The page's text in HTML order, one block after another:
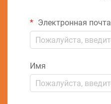
Электронная почта
Имя